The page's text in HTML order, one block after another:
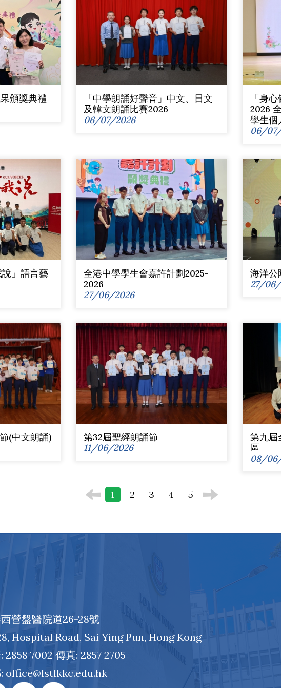
頒獎典禮
「中學朗誦好聲音」中文、日文
及韓文朗誦比賽2026
06/07/2026
「身
2026
學生個
06/
」語言藝
全港中學學生會嘉許計劃2025-
2026
27/06/2026
海洋公
27/06/
(中文朗誦)
第32屆聖經朗誦節
11/06/2026
第九屆
區
08/
1 2 3 4 5
營盤醫院道26-28號
Hospital Road, Sai Ying Pun, Hong Kong
2858 7002 傳真: 2857 2705
office@lstlkkc.edu.hk